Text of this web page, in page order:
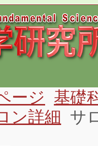
ージ 基礎
ン詳細 サ